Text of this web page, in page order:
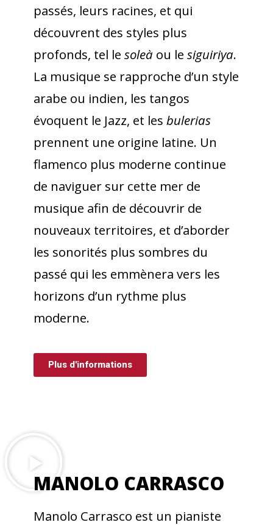
passés, leurs racines, et qui
découvrent des styles plus
profonds, tel le soleà ou le siguiriya.
La musique se rapproche d’un style
arabe ou indien, les tangos
évoquent le Jazz, et les bulerias
prennent une origine latine. Un
flamenco plus moderne continue
de naviguer sur cette mer de
musique afin de découvrir de
nouveaux territoires, et d’aborder
les sonorités plus sombres du
passé qui les emmènera vers les
horizons d’un rythme plus
moderne.
Plus d'informations
MANOLO CARRASCO​
Manolo Carrasco est un pianiste